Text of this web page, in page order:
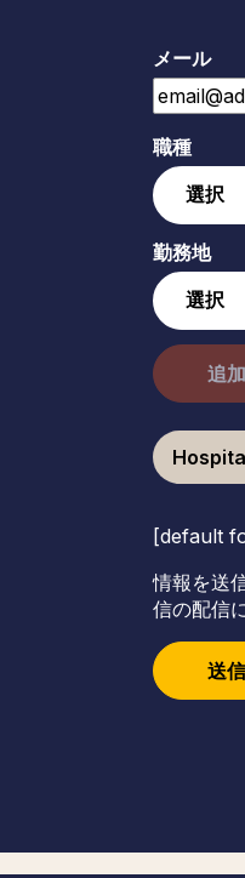
メール
職種
勤務地
追加
[default
情報を送
信の配信
送信